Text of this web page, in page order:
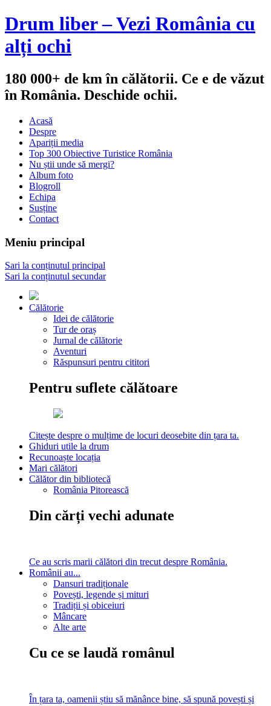
Drum liber – Vezi România cu
alți ochi
180 000+ de km în călătorii. Ce e de văzut
în România. Deschide ochii.
Acasă
Despre
Apariții media
Top 300 Obiective Turistice România
Nu știi unde să mergi?
Album foto
Blogroll
Echipa
Susține
Contact
Meniu principal
Sari la conținutul principal
Sari la conținutul secundar
Călătorie
Idei de călătorie
Tur de oraș
Jurnal de călătorie
Aventuri
Răspunsuri pentru cititori
Pentru suflete călătoare
Citește despre o mulțime de locuri deosebite din țara ta.
Ghiduri utile la drum
Recunoaște locația
Mari călători
Călător din bibliotecă
România Pitorească
Din cărți vechi adunate
Ce au scris marii călători din trecut despre România.
Românii au...
Dansuri tradiționale
Povești, legende și mituri
Tradiții și obiceiuri
Mâncare
Alte arte
Cu ce se laudă românul
În țara ta, oamenii știu să mănânce bine, să spună povești și